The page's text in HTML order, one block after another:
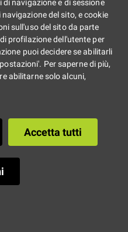
di
d’Accursio nella
tarda mattina di un
Bologna esplode di
navigazione e di sessione
del sito, e cookie
sull'uso del sito da parte
profilazione dell'utente per
puoi decidere se abilitarli
Per saperne di più,
abilitarne solo alcuni,
Accetta tutti